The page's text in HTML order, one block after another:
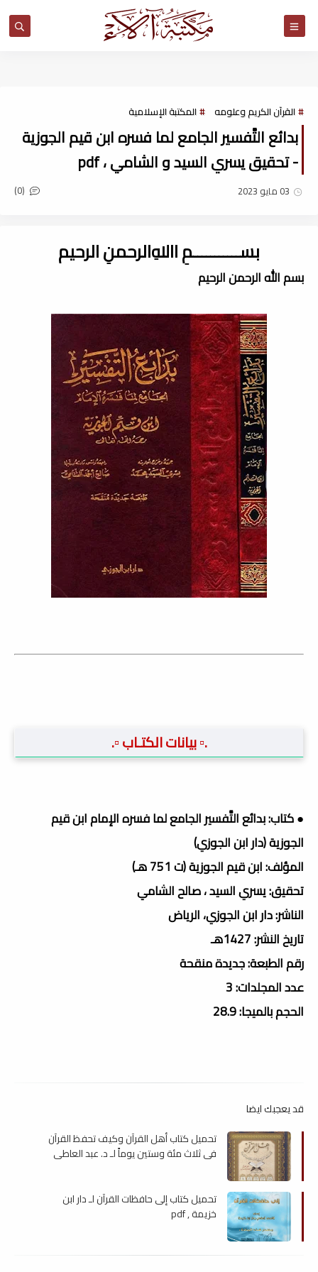
القرآن الكريم وعلومه المكتبة الإسلامية
بدائع التَّفسير الجامع لما فسره ابن قيم الجوزية
- تحقيق يسري السيد و الشامي ، pdf
03 مايو 2023 (0)
بســـــــــــمِ اﷲِالرحمنِ الرحيم
بسم الله الرحمن الرحيم
.▫️ بيانات الكتـاب ▫️.
● كتاب: بدائع التَّفسير الجامع لما فسره الإمام ابن قيم
الجوزية (دار ابن الجوزي)
المؤلف: ابن قيم الجوزية (ت 751 هـ)
تحقيق: يسري السيد ، صالح الشامي
الناشر: دار ابن الجوزي، الرياض
تاريخ النشر: 1427هـ
رقم الطبعة: جديدة منقحة
عدد المجلدات: 3
الحجم بالميجا: 28.9
قد يعجبك ايضا
تحميل كتاب أهل القرآن وكيف تحفظ القرآن
في ثلاث مئة وستين يوماً لـ د. عبد العاطى
تحميل كتاب إلى حافظات القرآن لـ دار ابن
خزيمة , pdf